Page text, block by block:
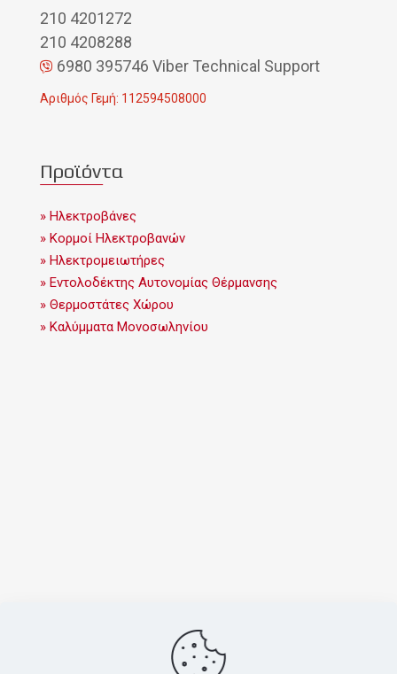
210 4201272
210 4208288
6980 395746 Viber Technical Support
Αριθμός Γεμή: 112594508000
Προϊόντα
» Ηλεκτροβάνες
» Κορμοί Ηλεκτροβανών
» Ηλεκτρομειωτήρες
» Εντολοδέκτης Αυτονομίας Θέρμανσης
» Θερμοστάτες Χώρου
» Καλύμματα Μονοσωληνίου